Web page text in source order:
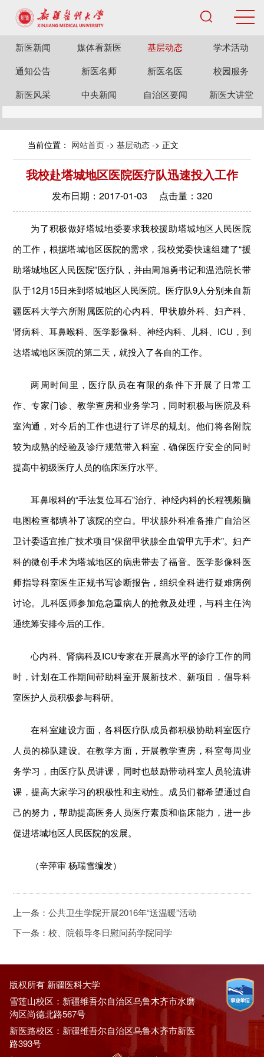
新医新闻 媒体看新医 基层动态
学术活动
通知公告
新医名师 新医名医
校园服务
新医风采
中央新闻 自治区要闻 新医大讲堂
当前位置： 网站首页 ->基层动态 -> 正文
我校赴塔城地区医院医疗队迅速投入工作
发布日期：2017-01-03 点击量： 320
为了积极做好塔城地委要求我校援助塔城地区人民医院
的工作，根据塔城地区医院的需求，我校党委快速组建了“援
助塔城地区人民医院”医疗队，并由周旭勇书记和温浩院长带
队于12月15日来到塔城地区人民医院。医疗队9人分别来自新
疆医科大学六所附属医院的心内科、甲状腺外科、妇产科、
肾病科、耳鼻喉科、医学影像科、神经内科、儿科、ICU，到
达塔城地区医院的第二天，就投入了各自的工作。
两周时间里，医疗队员在有限的条件下开展了日常工
作、专家门诊、教学查房和业务学习，同时积极与医院及科
室沟通，对今后的工作也进行了详尽的规划。他们将各附院
较为成熟的经验及诊疗规范带入科室，确保医疗安全的同时
提高中初级医疗人员的临床医疗水平。
耳鼻喉科的“手法复位耳石”治疗、神经内科的长程视频脑
电图检查都填补了该院的空白。甲状腺外科准备推广自治区
卫计委适宜推广技术项目“保留甲状腺全血管甲亢手术”。妇产
科的微创手术为塔城地区的病患带去了福音。医学影像科医
师指导科室医生正规书写诊断报告，组织全科进行疑难病例
讨论。儿科医师参加危急重病人的抢救及处理，与科主任沟
通统筹安排今后的工作。
心内科、肾病科及ICU专家在开展高水平的诊疗工作的同
时，计划在工作期间帮助科室开展新技术、新项目，倡导科
室医护人员积极参与科研。
在科室建设方面，各科医疗队成员都积极协助科室医疗
人员的梯队建设。在教学方面，开展教学查房，科室每周业
务学习，由医疗队员讲课，同时也鼓励带动科室人员轮流讲
课，提高大家学习的积极性和主动性。成员们都希望通过自
己的努力，帮助提高医务人员医疗素质和临床能力，进一步
促进塔城地区人民医院的发展。
（辛萍审 杨瑞雪编发）
上一条：公共卫生学院开展2016年“送温暖”活动
下一条：校、院领导冬日慰问药学院同学
版权所有 新疆医科大学
雪莲山校区：新疆维吾尔自治区乌鲁木齐市水磨
沟区尚德北路567号
新医路校区：新疆维吾尔自治区乌鲁木齐市新医
路393号